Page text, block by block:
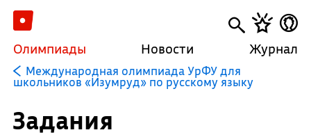
Олимпиады Новости Журнал
Международная олимпиада УрФУ для
школьников «Изумруд» по русскому языку
Задания